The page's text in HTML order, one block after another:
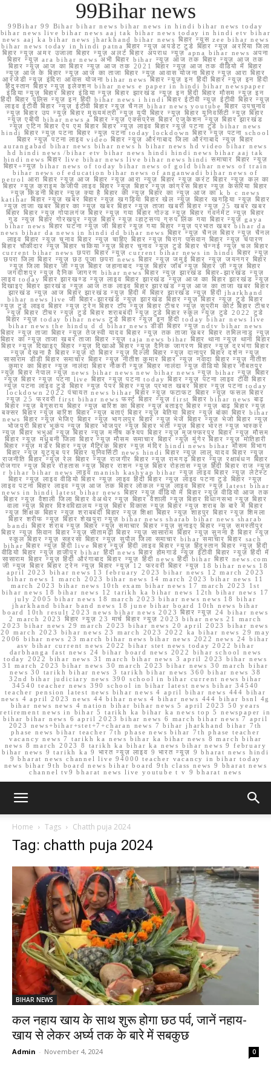
99Bihar news
99Bihar 99 Bihar bihar news bihar news in hindi bihar news today
bihar news live bihar news aaj tak bihar news today in hindi etv bihar
news aaj ka bihar news jharkhand bihar news बिहार न्यूस zee bihar news
bihar news today in hindi patna बिहार न्यूज़ अपडेट टुडे बिहार न्यूज़ अररिया जिला
बिहार न्यूज़ अमर उजाला बिहार न्यूज़ अलर्ट बिहार अपराध न्यूज़ apna bihar news अपना
बिहार न्यूज़ ara bihar news अभी बिहार bihar न्यूज़ आज तक बिहार न्यूज़ आज तक
बिहार न्यूज़ आज का बिहार न्यूज़ आज तक 2021 बिहार न्यूज़ आज तक वीडियो में बिहार
न्यूज़ आज के बिहार न्यूज़ आज का ताजा बिहार न्यूज़ आवास योजना बिहार न्यूज़ आरा बिहार
आरजेडी न्यूज़ इंदिरा आवास योजना bihar news बिहार न्यूज़ इन हिंदी बिहार न्यूज़ इन हिंदी
हिंदुस्तान बिहार न्यूज़ इलेक्शन bihar news e paper in hindi bihar newspaper
इंडिया न्यूज़ बिहार बिहार इंडिया न्यूज़ बिहार झारखंड न्यूज़ इन हिंदी बिहार मौसम न्यूज़ इन
हिंदी बिहार पुलिस न्यूज़ इन हिंदी bihar news i hindi बिहार ईटीवी न्यूज़ ईटीवी बिहार न्यूज़
लाइव ईटीवी बिहार न्यूज़ ईटीवी बिहार न्यूज़ चैनल bihar news youtube बिहार उपचुनाव
न्यूज़ बिहार उप न्यूज़ बिहार मुख्यमंत्री न्यूज़ यूपी बिहार न्यूज़ बिहार यूनिवर्सिटी न्यूज़ बिहार
न्यूज़ एबीपी bihar news a बिहार न्यूज़ एक्सप्रेस बिहार एजुकेशन न्यूज़ बिहार झारखंड
न्यूज़ एटिन बिहार ऐप एम बिहार बिहार न्यूज़ लाइव बिहार न्यूज़ पटना टुडे bihar news
hindi बिहार न्यूज़ पटना बिहार न्यूज़ पटना today lockdown बिहार न्यूज़ पटना school
बिहार न्यूज़ पटना लाइव video बिहार न्यूज़ औरंगाबाद जिला औरंगाबाद न्यूज़ बिहार
aurangabad bihar news bihar news h bihar news hd video bihar news
hd hindi news /bihar etv bihar news hindi hindi news bihar aaj tak
hindi news बिहार live bihar news live bihar news hindi समाचार बिहार न्यूज़
बिहार+न्यूज़ bihar news of today bihar news of gold bihar news of train
bihar news of education bihar news of anganwadi bihar news of
petrol आरा बिहार न्यूज़ आज बिहार न्यूज़ आरा न्यूज़ बिहार न्यूज़ करंट बिहार न्यूज़ कल का
बिहार न्यूज़ क्राइम केजीपी लाइव बिहार न्यूज़ बिहार न्यूज़ कांग्रेस बिहार न्यूज़ केसरिया बिहार
न्यूज़ किडनी बिहार न्यूज़ क्या है बिहार की न्यूज़ बिहार का न्यूज़ आज का k b c news
katihar बिहार न्यूज़ खबर बिहार न्यूज़ खगड़िया बिहार खेल न्यूज़ बिहार खगड़िया न्यूज़ बिहार
न्यूज़ ताजा खबर बिहार का न्यूज़ खबर बिहार न्यूज़ ताजा खबरी बिहार न्यूज़ 25 खबर खबर
बिहार बिहार न्यूज़ गोपालगंज बिहार न्यूज़ गया बिहार गोल्ड न्यूज़ बिहार गवर्नमेंट न्यूज़ बिहार
गुड न्यूज़ बिहार गोरखपुर न्यूज़ बिहार न्यूज़ व्हाट्सप्प ग्रुप लिंक गया बिहार न्यूज़ gaya
bihar news बिहार घटना न्यूज़ जी बिहार न्यूज़ गया बिहार न्यूज़ प्रभात खबर bihar da
news bihar da news in hindi dd bihar news बिहार न्यूज़ चैनल बिहार न्यूज़ चैनल
लाइव बिहार न्यूज़ चुनाव बिहार न्यूज़ चाहिए बिहार न्यूज़ चिराग पासवान बिहार न्यूज़ चंपारण
बिहार चौकीदार न्यूज़ बिहार चकिया न्यूज़ बिहार चुनाव न्यूज़ टुडे बिहार चेन्नई न्यूज़ चल बिहार
current bihar news छपरा बिहार न्यूज़ current bihar news in hindi बिहार न्यूज़
छपरा जिला बिहार न्यूज़ छठ पूजा छपरा news बिहार न्यूज़ जमुई बिहार न्यूज़ जयनगर बिहार
न्यूज़ जिला बिहार जी न्यूज़ बिहार जहानाबाद न्यूज़ बिहार जॉब न्यूज़ बिहार ज़ी न्यूज़ बिहार
जगदीशपुर न्यूज़ दैनिक जागरण bihar news बिहार न्यूज़ झारखंड बिहार-झारखंड न्यूज़
लाइव today बिहार झारखण्ड न्यूज़ लाइव बिहार झारखंड न्यूज़ आज का बिहार झारखंड न्यूज़
दिखाइए बिहार झारखंड न्यूज़ आज तक लाइव बिहार झारखंड न्यूज़ आज का ताजा खबर बिहार
झारखंड न्यूज़ आज बिहार झारखंड न्यूज़ हिंदी में बिहार झारखंड न्यूज़ हिंदी jharkhand
bihar news live जी बिहार-झारखंड न्यूज़ झारखंड बिहार न्यूज़ बिहार न्यूज़ टुडे बिहार
न्यूज़ टुडे लाइव बिहार न्यूज़ ट्रेन बिहार टॉप न्यूज़ बिहार टीचर न्यूज़ सुप्रीम कोर्ट बिहार टीचर
न्यूज़ बिहार टीचर न्यूज़ टुडे बिहार शराबबंदी न्यूज़ टुडे बिहार स्कूल न्यूज़ टुडे 2022 टुडे
बिहार न्यूज़ today bihar news टुडे बिहार न्यूज़ इन हिंदी today bihar news live
bihar news the hindu d d bihar news डीडी बिहार न्यूज़ ndtv bihar news
बिहार न्यूज़ ताजा बिहार न्यूज़ तेजस्वी यादव बिहार न्यूज़ तक ताजा खबर बिहार तमिलनाडु न्यूज़
बिहार का न्यूज़ ताजा खबर ताजा बिहार न्यूज़ taja news bihar बिहार थाना न्यूज़ थाना बिहार
बिहार न्यूज़ दिखाइए बिहार न्यूज़ दिखाओ बिहार न्यूज़ दैनिक जागरण बिहार न्यूज़ दरभंगा बिहार
न्यूज़ देखना है बिहार न्यूज़ दो बिहार न्यूज़ दिल्ली बिहार न्यूज़ दानापुर बिहार दर्शन न्यूज़
सासाराम डीडी बिहार समाचार बिहार न्यूज़ नीतीश कुमार बिहार न्यूज़ नवादा बिहार न्यूज़ नीतीश
कुमार का बिहार न्यूज़ नालंदा बिहार नौकरी न्यूज़ बिहार नालंदा न्यूज़ वीडियो बिहार नौबतपुर
न्यूज़ बिहार नेपाल न्यूज़ news bihar news new bihar news न्यूज़ bihar न्यूज़ बिहार
न्यूज़ बिहार न्यूज़ पटना live बिहार न्यूज़ पटना today बिहार न्यूज़ पटना लाइव टीवी बिहार
न्यूज़ पटना लाइव टुडे बिहार न्यूज़ पेपर बिहार न्यूज़ प्रभात खबर बिहार न्यूज़ पटना today
lockdown 2022 पंचायत news bihar बिहार न्यूज़ फटाफट बिहार न्यूज़ फसल बिहार
न्यूज़ 25 फरवरी first bihar news फर्स्ट बिहार न्यूज़ first बिहार bihar news बाढ़
बिहार न्यूज़ बेगूसराय बिहार न्यूज़ बारिश का बिहार न्यूज़ बताइए बिहार न्यूज़ बाढ़ बिहार न्यूज़
बक्सर बिहार न्यूज़ बारिश बिहार न्यूज़ बताएं बिहार न्यूज़ बेतिया बिहार न्यूज़ बांका बिहार bihar
news बिहार न्यूज़ भेजिए बिहार न्यूज़ भागलपुर बिहार न्यूज़ भेजें बिहार न्यूज़ भेजो बिहार न्यूज़
भोजपुरी बिहार भूकंप न्यूज़ बिहार भोजपुर न्यूज़ बिहार भर्ती न्यूज़ बिहार भारत न्यूज़ भास्कर
न्यूज़ बिहार भभुआ न्यूज़ बिहार न्यूज़ मनीष कश्यप बिहार न्यूज़ मुजफ्फरपुर बिहार न्यूज़ मौसम
बिहार न्यूज़ मधुबनी जिला बिहार न्यूज़ मौसम समाचार बिहार न्यूज़ मुंगेर बिहार न्यूज़ मोतिहारी
बिहार न्यूज़ मर्डर बिहार न्यूज़ मैट्रिक बिहार न्यूज़ मंदिर hindi news bihar मौसम विभाग
बिहार न्यूज़ यूट्यूब पर बिहार यूनिवर्सिटी news hindi बिहार न्यूज़ लालू यादव बिहार न्यूज़
राजनीति बिहार न्यूज़ रेल बिहार न्यूज़ राजगीर बिहार न्यूज़ रामगढ़ बिहार न्यूज़ रक्षाबंधन बिहार
रोजगार न्यूज़ बिहार रोहतास न्यूज़ बिहार राशन न्यूज़ बिहार रोहतास न्यूज़ हिंदी बिहार राज न्यूज़
r bihar bihar news लाइव manish kashyap bihar न्यूज़ लाइव बिहार न्यूज़ लेटेस्ट
बिहार न्यूज़ लाइव वीडियो बिहार न्यूज़ लाइव हिंदी बिहार न्यूज़ लाइव पटना टुडे बिहार न्यूज़
लाइव पटना बिहार लाइव न्यूज़ आज तक बिहार लोकल न्यूज़ लाइव बिहार न्यूज़ latest bihar
news in hindi latest bihar news बिहार न्यूज़ वीडियो में बिहार न्यूज़ वीडियो आज तक
बिहार न्यूज़ वैशाली जिला बिहार वेअथेर न्यूज़ बिहार वैशाली न्यूज़ बिहार विधानसभा न्यूज़ बिहार
वाला न्यूज़ बिहार विश्वविद्यालय न्यूज़ बिहार विकास न्यूज़ बिहार न्यूज़ शराब के बारे में बिहार
न्यूज़ शिक्षक बिहार न्यूज़ शराबबंदी बिहार न्यूज़ शिक्षा बिहार न्यूज़ शाहपुर बिहार न्यूज़ शिमला
बिहार शरीफ न्यूज़ बिहार शेखपुरा न्यूज़ bihar news sharab bihar news sharab
bandi बिहार शराब न्यूज़ बिहार न्यूज़ समाचार बिहार न्यूज़ सुनाइए बिहार न्यूज़ समस्तीपुर
बिहार न्यूज़ सिवान बिहार न्यूज़ सीतामढ़ी बिहार न्यूज़ सासाराम बिहार न्यूज़ सुनना है बिहार न्यूज़
स्कूल बिहार न्यूज़ सहरसा बिहार न्यूज़ सुपौल जिला समाचार bihar समाचार बिहार sach
bihar बिहार न्यूज़ हिंदी live बिहार न्यूज़ हिंदी लाइव बिहार न्यूज़ हिंदुस्तान बिहार न्यूज़ हिंदी
वीडियो बिहार न्यूज़ हाजीपुर bihar हिंदी news बिहार होमगार्ड न्यूज़ ईटीवी बिहार न्यूज़ हिंदी में
सासाराम बिहार न्यूज़ हिंदी औरंगाबाद बिहार न्यूज़ हिंदी news हिंदी bihar बिहार news.com
जी न्यूज बिहार बिहार ट्रेन न्यूज़ बिहार न्यूज़ 12 फरवरी बिहार न्यूज़ 18 bihar news 18
april 2023 bihar news 13 february 2023 bihar news 12 march 2023
bihar news 1 march 2023 bihar news 14 march 2023 bihar news 11
march 2023 bihar news 10th exam bihar news 17 march 2023 1st
bihar news 18 bihar news 12 tarikh ka bihar news 12th bihar news 17
july 2005 bihar news 18 march 2023 bihar news news 18 bihar
jharkhand bihar band news 18 june bihar board 10th news bihar
board 10th result 2023 news bihar news 2023 बिहार न्यूज़ 24 bihar news
2 march 2023 बिहार न्यूज़ 23 मार्च बिहार न्यूज़ 2023 bihar news 21 march
2023 bihar news 29 march 2023 bihar news 20 april 2023 bihar news
20 march 2023 bihar news 23 march 2023 2022 ka bihar news 29 may
2006 bihar news 23 march bihar news bihar news 2022 news 24 bihar
asv bihar current news 2022 bihar stet news today 2022 bihar
darbhanga fast news 24 bihar board news 2022 bihar school news
today 2022 bihar news 31 march bihar news 3 april 2023 bihar news
31 march 2023 bihar news 30 march 2023 bihar news 30 march bihar
news 30 tarikh bihar news 3 tarikh bihar news 360 bihar news 38
32nd bihar judiciary news 390 school in bihar current news bihar
34540 teacher news 390 school in bihar latest news bihar 34540
teacher pension latest news bihar news 4 april bihar news 444 bihar
news 4 april 2023 news 44 bihar news 4 bihar news 444 bihar bsnl 4g
bihar news news 4 nation bihar bihar news 5 april 2023 50 years
retirement news in bihar 5 tarikh ka bihar ka news top 5 newspaper in
bihar bihar news 6 april 2023 bihar news 6 march bihar news 7 april
2023 news+bihar+stet+7+charan news 7 bihar jharkhand bihar 7th
phase news bihar teacher 7th phase news bihar 7th phase teacher
vacancy news 7 tarikh ka news bihar ka bihar news 8 march bihar
news 8 march 2023 8 tarikh ka bihar ka news bihar news 9 february
bihar news 9 tarikh ka 9 भारत न्यूज़ लाइव 9 भारत न्यूज़ 9 bharat news hindi
9 bharat news channel live 94000 teacher vacancy in bihar today
news bihar 9th board news bihar board 9th class news 9 bharat news
channel tv9 bharat news live youtube t v 9 bharat news
Home Tags Chatth puja 2024
Tag: chatth puja 2024
BIHAR NEWS
कल नहाय खाय के साथ शुरू होगा छठ पर्व, जानें नहाय-
खाय से लेकर अर्घ्य तक के बारे में सबकुछ
Admin - November 4, 2024 0